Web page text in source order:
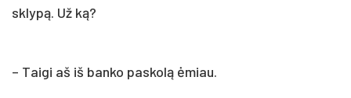
sklypą. Už ką?
– Taigi aš iš banko paskolą ėmiau.